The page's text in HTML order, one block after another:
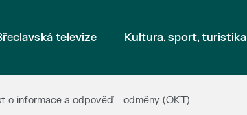
televize Kultura, sport, turistika
o informace a odpověď - odměny (OKT)